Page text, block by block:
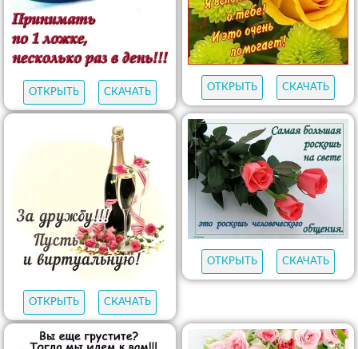
ОТКРЫТЬ СКАЧАТЬ ОТКРЫТЬ СКАЧАТЬ
ОТКРЫТЬ СКАЧАТЬ
ОТКРЫТЬ СКАЧАТЬ